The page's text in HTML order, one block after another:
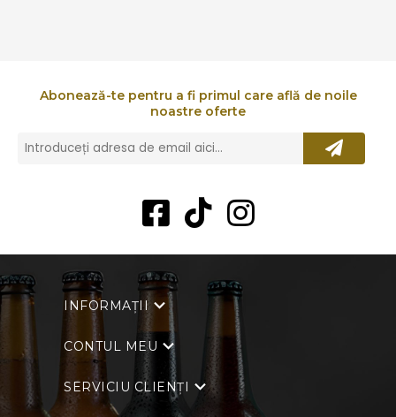
Abonează-te pentru a fi primul care află de noile
noastre oferte
INFORMAȚII
CONTUL MEU
SERVICIU CLIENȚI